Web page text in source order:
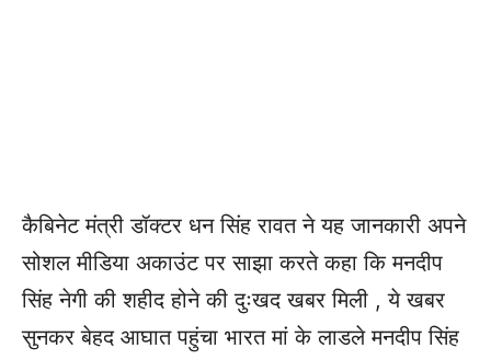
कैबिनेट मंत्री डॉक्टर धन सिंह रावत ने यह जानकारी अपने
सोशल मीडिया अकाउंट पर साझा करते कहा कि मनदीप
सिंह नेगी की शहीद होने की दुःखद खबर मिली , ये खबर
सुनकर बेहद आघात पहुंचा भारत मां के लाडले मनदीप सिंह